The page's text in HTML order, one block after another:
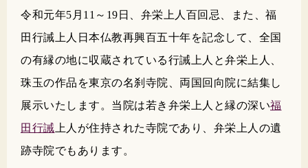
令和元年5月11～19日、弁栄上人百回忌、また、福
田行誡上人日本仏教再興百五十年を記念して、全国
の有縁の地に収蔵されている行誡上人と弁栄上人、
珠玉の作品を東京の名刹寺院、両国回向院に結集し
展示いたします。当院は若き弁栄上人と縁の深い福
田行誡 上人が住持された寺院であり、弁栄上人の遺
跡寺院でもあります。